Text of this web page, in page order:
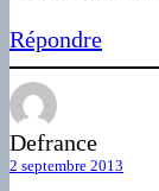
Répondre
Defrance
2 septembre 2013